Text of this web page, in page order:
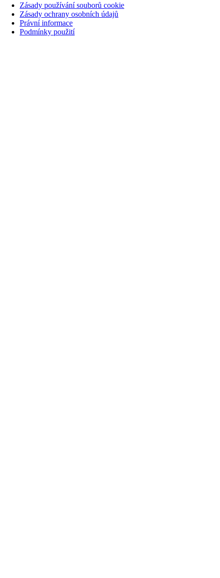
Zásady používání souborů cookie
Zásady ochrany osobních údajů
Právní informace
Podmínky použití